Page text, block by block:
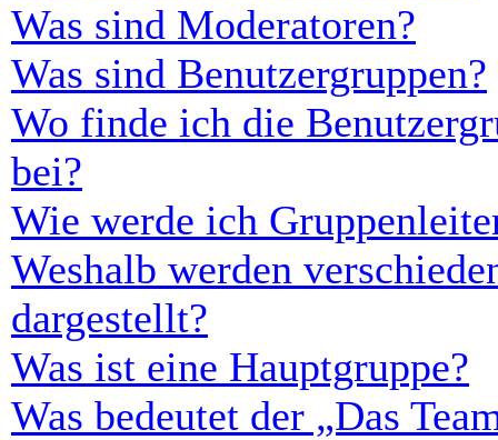
Was sind Moderatoren?
Was sind Benutzergruppen?
Wo finde ich die
bei?
Wie werde ich
Weshalb werden
dargestellt?
Was ist eine Hauptgruppe?
Was bedeutet der „Das